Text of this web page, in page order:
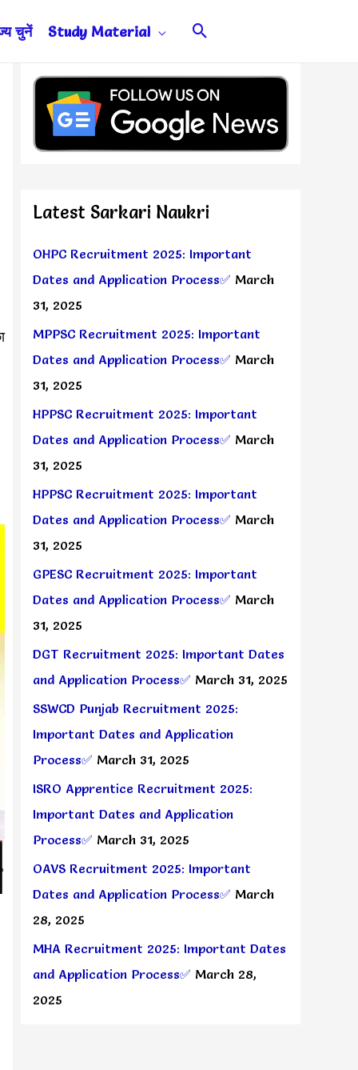
चुनें Study Material Search
Latest Sarkari Naukri
OHPC Recruitment 2025: Important
Dates and Application Process✅ March
31, 2025
MPPSC Recruitment 2025: Important
Dates and Application Process✅ March
31, 2025
HPPSC Recruitment 2025: Important
Dates and Application Process✅ March
31, 2025
HPPSC Recruitment 2025: Important
Dates and Application Process✅ March
31, 2025
GPESC Recruitment 2025: Important
Dates and Application Process✅ March
31, 2025
DGT Recruitment 2025: Important Dates
and Application Process✅ March 31, 2025
SSWCD Punjab Recruitment 2025:
Important Dates and Application
Process✅ March 31, 2025
ISRO Apprentice Recruitment 2025:
Important Dates and Application
Process✅ March 31, 2025
OAVS Recruitment 2025: Important
Dates and Application Process✅ March
28, 2025
MHA Recruitment 2025: Important Dates
and Application Process✅ March 28,
2025